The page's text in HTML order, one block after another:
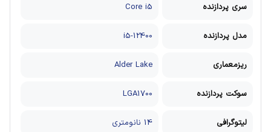
سری پردازنده Core i5
مدل پردازنده i5-12400
ریزمعماری Alder Lake
سوکت پردازنده LGA1700
لیتوگرافی 14 نانومتری